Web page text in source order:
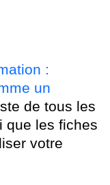
:
un
de tous les
que les fiches
votre